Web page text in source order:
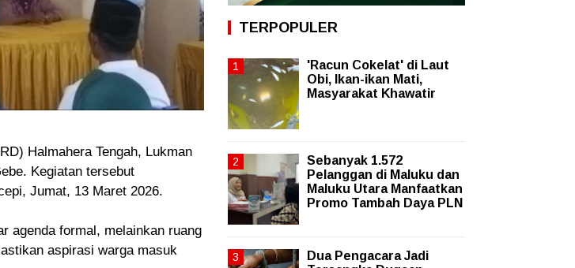
Halmahera Tengah, Lukman
Kegiatan tersebut
Jumat, 13 Maret 2026.
agenda formal, melainkan ruang
aspirasi warga masuk
TERPOPULER
'Racun Cokelat' di Laut
Obi, Ikan-ikan Mati,
Masyarakat Khawatir
Sebanyak 1.572
Pelanggan di Maluku dan
Maluku Utara Manfaatkan
Promo Tambah Daya PLN
Dua Pengacara Jadi